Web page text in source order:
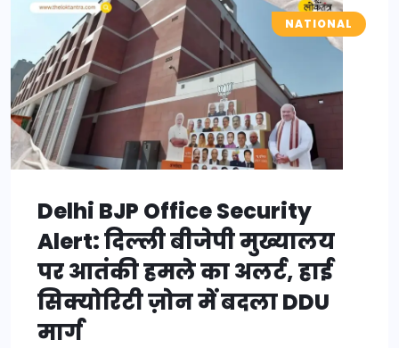
NATIONAL
Delhi BJP Office Security
Alert: दिल्ली बीजेपी मुख्यालय
पर आतंकी हमले का अलर्ट, हाई
सिक्योरिटी ज़ोन में बदला DDU
मार्ग